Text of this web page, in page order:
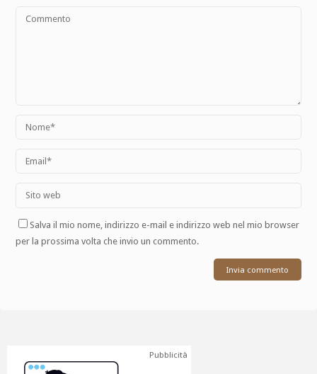
Salva il mio nome, indirizzo e-mail e indirizzo web nel mio browser
per la prossima volta che invio un commento.
Pubblicità